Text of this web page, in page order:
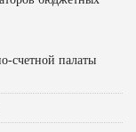
счетной палаты